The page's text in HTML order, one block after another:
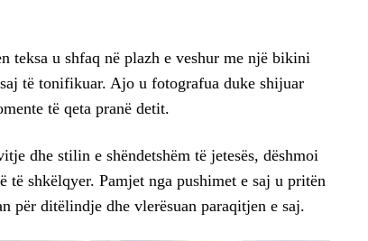
teksa u shfaq në plazh e veshur me një bikini
të tonifikuar. Ajo u fotografua duke shijuar
të qeta pranë detit.
dhe stilin e shëndetshëm të jetesës, dëshmoi
të shkëlqyer. Pamjet nga pushimet e saj u pritën
për ditëlindje dhe vlerësuan paraqitjen e saj.